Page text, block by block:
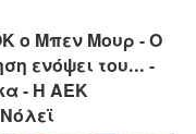
ο Μπεν Μουρ - Ο
ενόψει του... -
- Η ΑΕΚ